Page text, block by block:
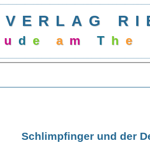
u d e a m T h e
Schlimpfinger und der